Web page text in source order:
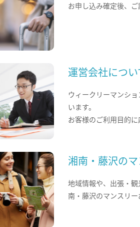
お申し込み確定後、ご
運営会社につい
ウィークリーマンシ
います。
お客様のご利用目的に
湘南・藤沢の
地域情報や、出張・
南・藤沢のマンスリー